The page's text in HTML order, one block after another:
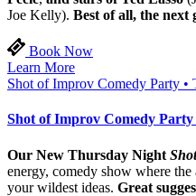
Joe Kelly). Best of all, the next
Book Now
Learn More
Shot of Improv Comedy Party •
Shot of Improv Comedy Party
Our New Thursday Night
energy, comedy show where
your wildest ideas. Great